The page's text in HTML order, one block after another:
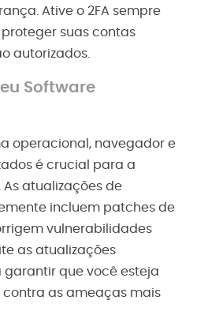
Ative o 2FA sempre
suas contas
autorizados.
Software
operacional, navegador e
é crucial para a
atualizações de
incluem patches de
vulnerabilidades
as atualizações
que você esteja
as ameaças mais